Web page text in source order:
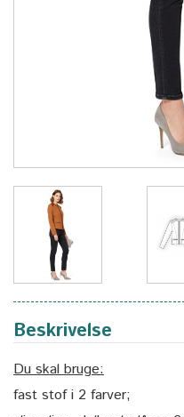
Beskrivelse
Du skal bruge:
fast stof i 2 farver;